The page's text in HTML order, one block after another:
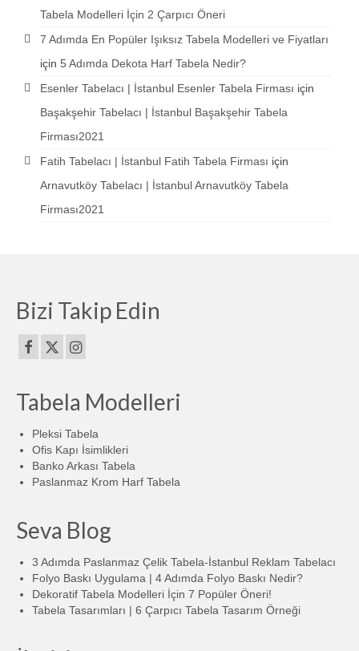
Tabela Modelleri İçin 2 Çarpıcı Öneri
7 Adımda En Popüler Işıksız Tabela Modelleri ve Fiyatları
için 5 Adımda Dekota Harf Tabela Nedir?
Esenler Tabelacı | İstanbul Esenler Tabela Firması için
Başakşehir Tabelacı | İstanbul Başakşehir Tabela
Firması2021
Fatih Tabelacı | İstanbul Fatih Tabela Firması için
Arnavutköy Tabelacı | İstanbul Arnavutköy Tabela
Firması2021
Bizi Takip Edin
Tabela Modelleri
Pleksi Tabela
Ofis Kapı İsimlikleri
Banko Arkası Tabela
Paslanmaz Krom Harf Tabela
Seva Blog
3 Adımda Paslanmaz Çelik Tabela-İstanbul Reklam Tabelacı
Folyo Baskı Uygulama | 4 Adımda Folyo Baskı Nedir?
Dekoratif Tabela Modelleri İçin 7 Popüler Öneri!
Tabela Tasarımları | 6 Çarpıcı Tabela Tasarım Örneği